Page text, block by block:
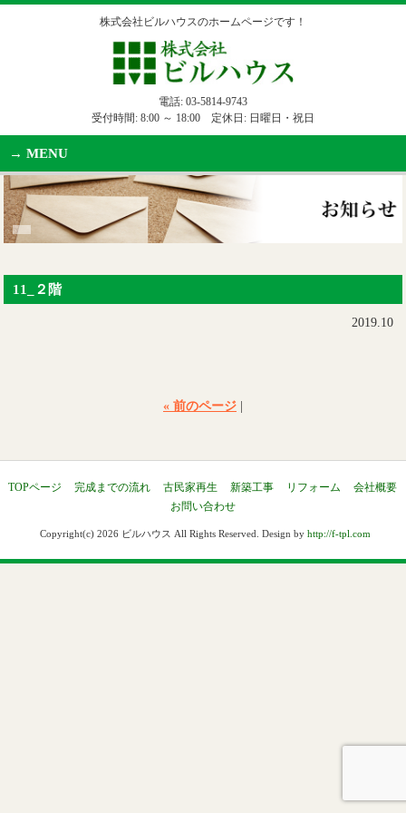
株式会社ビルハウスのホームページです！
電話: 03-5814-9743
受付時間: 8:00 ～ 18:00 定休日: 日曜日・祝日
MENU
11_２階
2019.10
« 前のページ |
TOPページ 完成までの流れ 古民家再生 新築工事 リフォーム
会社概要
お問い合わせ
Copyright(c) 2026 ビルハウス All Rights Reserved. Design by http://f-tpl.com